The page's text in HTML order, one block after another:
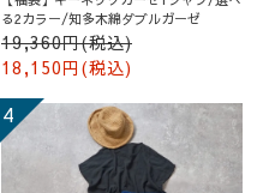
る2カラー/知多木綿ダブルガーゼ
19,360円(税込)
18,150円(税込)